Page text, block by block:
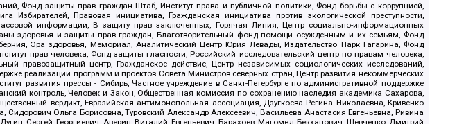
Фонд защиты прав граждан Штаб, Институт права и публичной политики, Фонд борьбы с коррупцией,
Правовая инициатива, Гражданская инициатива против экологической преступности,
информации, В защиту прав заключенных, Горячая Линия, Центр социально-информационных
здоровья и защиты прав граждан, Благотворительный фонд помощи осужденным и их семьям, Фонд
Эра здоровья, Мемориал, Аналитический Центр Юрия Левады, Издательство Парк Гагарина, Фонд
прав человека, Фонд защиты гласности, Российский исследовательский центр по правам человека,
правозащитный центр, Гражданское действие, Центр независимых социологических исследований,
реализации программ и проектов Совета Министров северных стран, Центр развития некоммерческих
развития прессы - Сибирь, Частное учреждение в Санкт-Петербурге по административной поддержке
контроль, Человек и Закон, Общественная комиссия по сохранению наследия академика Сахарова,
вердикт, Евразийская антимонопольная ассоциация, Дзугкоева Регина Николаевна, Кривенко
Ольга Борисовна, Туровский Александр Алексеевич, Васильева Анастасия Евгеньевна, Ривина